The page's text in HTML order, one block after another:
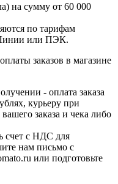
на сумму от 60 000
по тарифам
или ПЭК.
заказов в магазине
- оплата заказа
курьеру при
заказа и чека либо
счет с НДС для
нам письмо с
или подготовьте